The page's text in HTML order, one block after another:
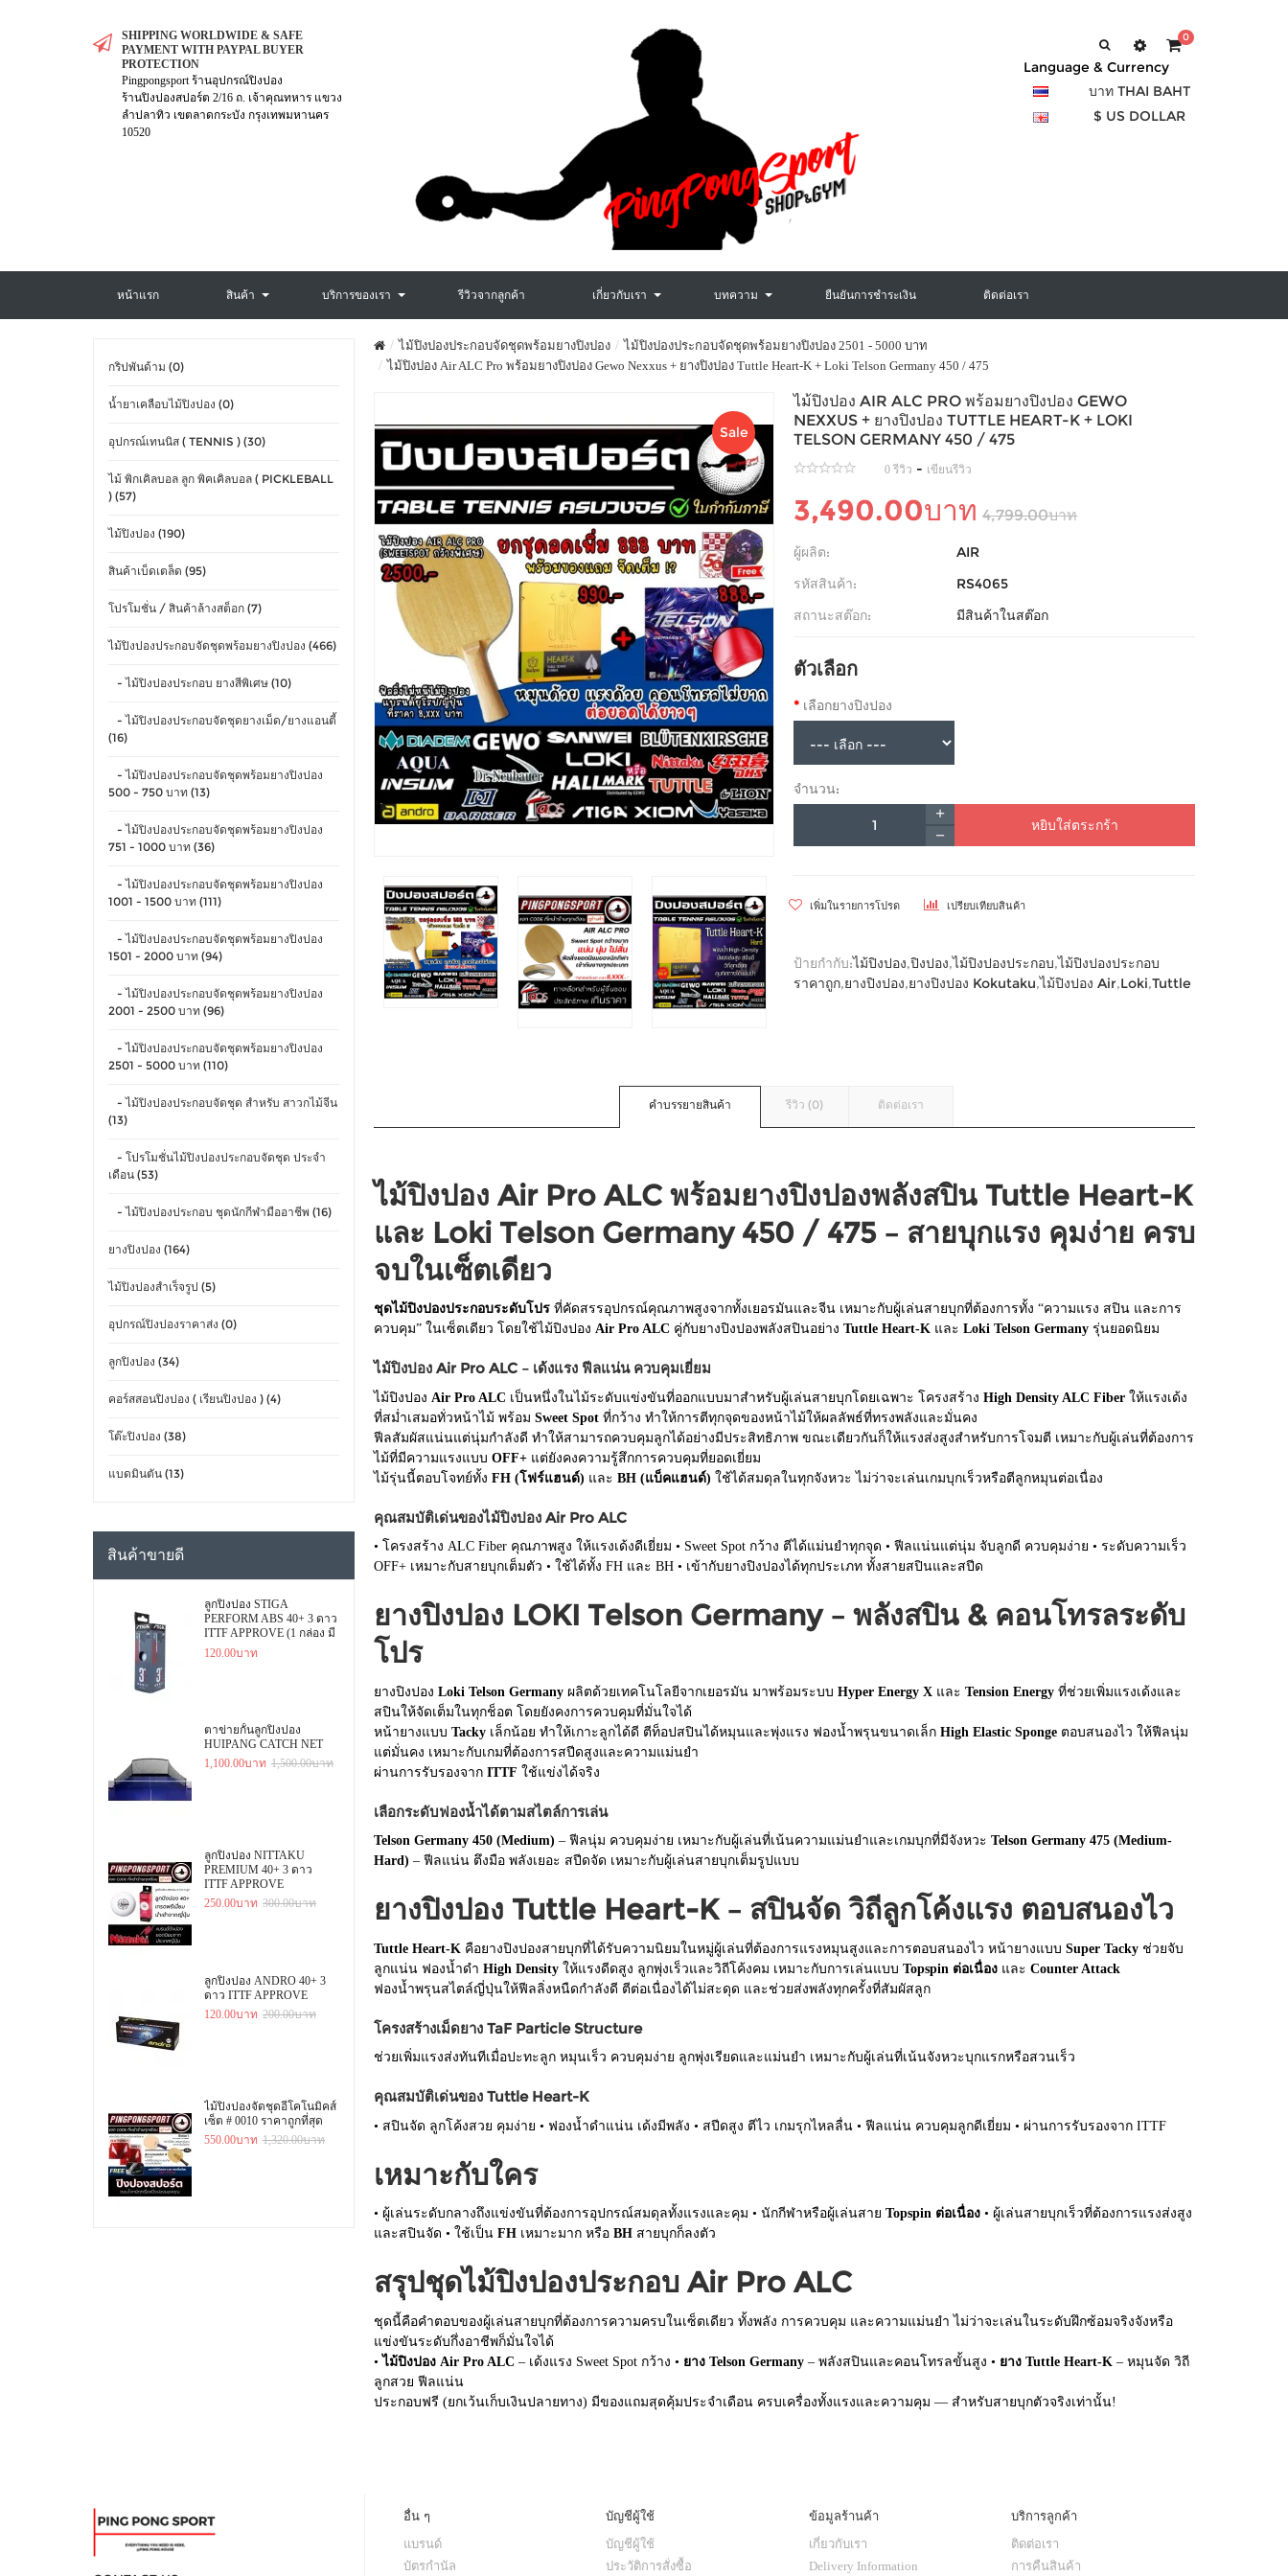
SHIPPING WORLDWIDE & SAFE
PAYMENT WITH PAYPAL BUYER
PROTECTION
Pingpongsport ร้านอุปกรณ์ปิงปอง
ร้านปิงปองสปอร์ต 2/16 ถ. เจ้าคุณทหาร แขวง
ลำปลาทิว เขตลาดกระบัง กรุงเทพมหานคร
10520
0
Language & Currency
บาท THAI BAHT
$ US DOLLAR
หน้าแรก สินค้า บริการของเรา รีวิวจากลูกค้า เกี่ยวกับเรา บทความ ยืนยันการชำระเงิน ติดต่อเรา
กริปพันด้าม (0)
น้ำยาเคลือบไม้ปิงปอง (0)
อุปกรณ์เทนนิส ( TENNIS ) (30)
ไม้ พิกเคิลบอล ลูก พิคเคิลบอล ( PICKLEBALL
) (57)
ไม้ปิงปอง (190)
สินค้าเบ็ดเตล็ด (95)
โปรโมชั่น / สินค้าล้างสต็อก (7)
ไม้ปิงปองประกอบจัดชุดพร้อมยางปิงปอง (466)
- ไม้ปิงปองประกอบ ยางสีพิเศษ (10)
- ไม้ปิงปองประกอบจัดชุดยางเม็ด/ยางแอนตี้
(16)
- ไม้ปิงปองประกอบจัดชุดพร้อมยางปิงปอง
500 - 750 บาท (13)
- ไม้ปิงปองประกอบจัดชุดพร้อมยางปิงปอง
751 - 1000 บาท (36)
- ไม้ปิงปองประกอบจัดชุดพร้อมยางปิงปอง
1001 - 1500 บาท (111)
- ไม้ปิงปองประกอบจัดชุดพร้อมยางปิงปอง
1501 - 2000 บาท (94)
- ไม้ปิงปองประกอบจัดชุดพร้อมยางปิงปอง
2001 - 2500 บาท (96)
- ไม้ปิงปองประกอบจัดชุดพร้อมยางปิงปอง
2501 - 5000 บาท (110)
- ไม้ปิงปองประกอบจัดชุด สำหรับ สาวกไม้จีน
(13)
- โปรโมชั่นไม้ปิงปองประกอบจัดชุด ประจำ
เดือน (53)
- ไม้ปิงปองประกอบ ชุดนักกีฬามืออาชีพ (16)
ยางปิงปอง (164)
ไม้ปิงปองสำเร็จรูป (5)
อุปกรณ์ปิงปองราคาส่ง (0)
ลูกปิงปอง (34)
คอร์สสอนปิงปอง ( เรียนปิงปอง ) (4)
โต๊ะปิงปอง (38)
แบดมินตัน (13)
สินค้าขายดี
ลูกปิงปอง STIGA
PERFORM ABS 40+ 3 ดาว
ITTF APPROVE (1 กล่อง มี
3 ลูก)
120.00บาท
ตาข่ายกั้นลูกปิงปอง
HUIPANG CATCH NET
1,100.00บาท 1,500.00บาท
ลูกปิงปอง NITTAKU
PREMIUM 40+ 3 ดาว
ITTF APPROVE
250.00บาท 300.00บาท
ลูกปิงปอง ANDRO 40+ 3
ดาว ITTF APPROVE
120.00บาท 200.00บาท
ไม้ปิงปองจัดชุดอีโคโนมิคส์
เซ็ต # 0010 ราคาถูกที่สุด
550.00บาท 1,320.00บาท
ไม้ปิงปองประกอบจัดชุดพร้อมยางปิงปอง
ไม้ปิงปองประกอบจัดชุดพร้อมยางปิงปอง 2501 - 5000 บาท
ไม้ปิงปอง Air ALC Pro พร้อมยางปิงปอง Gewo Nexxus + ยางปิงปอง Tuttle Heart-K + Loki Telson Germany 450 / 475
Sale
ไม้ปิงปอง AIR ALC PRO พร้อมยางปิงปอง GEWO
NEXXUS + ยางปิงปอง TUTTLE HEART-K + LOKI
TELSON GERMANY 450 / 475
0 รีวิว - เขียนรีวิว
3,490.00บาท 4,799.00บาท
ผู้ผลิต:
AIR
รหัสสินค้า:
RS4065
สถานะสต๊อก:
มีสินค้าในสต๊อก
ตัวเลือก
เลือกยางปิงปอง
จำนวน:
หยิบใส่ตระกร้า
เพิ่มในรายการโปรด เปรียบเทียบสินค้า
ป้ายกำกับ:ไม้ปิงปอง,ปิงปอง,ไม้ปิงปองประกอบ,ไม้ปิงปองประกอบ
ราคาถูก,ยางปิงปอง,ยางปิงปอง Kokutaku,ไม้ปิงปอง Air,Loki,Tuttle
คำบรรยายสินค้า รีวิว (0) ติดต่อเรา
ไม้ปิงปอง Air Pro ALC พร้อมยางปิงปองพลังสปิน Tuttle Heart-K
และ Loki Telson Germany 450 / 475 – สายบุกแรง คุมง่าย ครบ
จบในเซ็ตเดียว
ชุดไม้ปิงปองประกอบระดับโปรที่คัดสรรอุปกรณ์คุณภาพสูงจากทั้งเยอรมันและจีน เหมาะกับผู้เล่นสายบุกที่ต้องการทั้ง “ความแรง สปิน และการ
ควบคุม” ในเซ็ตเดียว โดยใช้ไม้ปิงปอง Air Pro ALC คู่กับยางปิงปองพลังสปินอย่าง Tuttle Heart-Kและ Loki Telson Germanyรุ่นยอดนิยม
ไม้ปิงปอง Air Pro ALC – เด้งแรง ฟีลแน่น ควบคุมเยี่ยม
ไม้ปิงปอง Air Pro ALC เป็นหนึ่งในไม้ระดับแข่งขันที่ออกแบบมาสำหรับผู้เล่นสายบุกโดยเฉพาะ โครงสร้าง High Density ALC Fiberให้แรงเด้ง
ที่สม่ำเสมอทั่วหน้าไม้ พร้อม Sweet Spotที่กว้าง ทำให้การตีทุกจุดของหน้าไม้ให้ผลลัพธ์ที่ทรงพลังและมั่นคง
ฟีลสัมผัสแน่นแต่นุ่มกำลังดี ทำให้สามารถควบคุมลูกได้อย่างมีประสิทธิภาพ ขณะเดียวกันก็ให้แรงส่งสูงสำหรับการโจมตี เหมาะกับผู้เล่นที่ต้องการ
ไม้ที่มีความแรงแบบ OFF+แต่ยังคงความรู้สึกการควบคุมที่ยอดเยี่ยม
ไม้รุ่นนี้ตอบโจทย์ทั้ง FH (โฟร์แฮนด์) และ BH (แบ็คแฮนด์) ใช้ได้สมดุลในทุกจังหวะ ไม่ว่าจะเล่นเกมบุกเร็วหรือตีลูกหมุนต่อเนื่อง
คุณสมบัติเด่นของไม้ปิงปอง Air Pro ALC
• โครงสร้าง ALC Fiber คุณภาพสูง ให้แรงเด้งดีเยี่ยม • Sweet Spot กว้าง ตีได้แม่นยำทุกจุด • ฟีลแน่นแต่นุ่ม จับลูกดี ควบคุมง่าย • ระดับความเร็ว
OFF+ เหมาะกับสายบุกเต็มตัว • ใช้ได้ทั้ง FH และ BH • เข้ากับยางปิงปองได้ทุกประเภท ทั้งสายสปินและสปีด
ยางปิงปอง LOKI Telson Germany – พลังสปิน & คอนโทรลระดับ
โปร
ยางปิงปอง Loki Telson Germanyผลิตด้วยเทคโนโลยีจากเยอรมัน มาพร้อมระบบ Hyper Energy Xและ Tension Energyที่ช่วยเพิ่มแรงเด้งและ
สปินให้จัดเต็มในทุกช็อต โดยยังคงการควบคุมที่มั่นใจได้
หน้ายางแบบ Tackyเล็กน้อย ทำให้เกาะลูกได้ดี ตีท็อปสปินได้หมุนและพุ่งแรง ฟองน้ำพรุนขนาดเล็ก High Elastic Spongeตอบสนองไว ให้ฟีลนุ่ม
แต่มั่นคง เหมาะกับเกมที่ต้องการสปีดสูงและความแม่นยำ
ผ่านการรับรองจาก ITTF ใช้แข่งได้จริง
เลือกระดับฟองน้ำได้ตามสไตล์การเล่น
Telson Germany 450 (Medium) – ฟีลนุ่ม ควบคุมง่าย เหมาะกับผู้เล่นที่เน้นความแม่นยำและเกมบุกที่มีจังหวะ Telson Germany 475 (Medium-
Hard) – ฟีลแน่น ตึงมือ พลังเยอะ สปีดจัด เหมาะกับผู้เล่นสายบุกเต็มรูปแบบ
ยางปิงปอง Tuttle Heart-K – สปินจัด วิถีลูกโค้งแรง ตอบสนองไว
Tuttle Heart-K คือยางปิงปองสายบุกที่ได้รับความนิยมในหมู่ผู้เล่นที่ต้องการแรงหมุนสูงและการตอบสนองไว หน้ายางแบบ Super Tackyช่วยจับ
ลูกแน่น ฟองน้ำดำ High Densityให้แรงดีดสูง ลูกพุ่งเร็วและวิถีโค้งคม เหมาะกับการเล่นแบบ Topspin ต่อเนื่องและ Counter Attack
ฟองน้ำพรุนสไตล์ญี่ปุ่นให้ฟีลลิ่งหนืดกำลังดี ตีต่อเนื่องได้ไม่สะดุด และช่วยส่งพลังทุกครั้งที่สัมผัสลูก
โครงสร้างเม็ดยาง TaF Particle Structure
ช่วยเพิ่มแรงส่งทันทีเมื่อปะทะลูก หมุนเร็ว ควบคุมง่าย ลูกพุ่งเรียดและแม่นยำ เหมาะกับผู้เล่นที่เน้นจังหวะบุกแรกหรือสวนเร็ว
คุณสมบัติเด่นของ Tuttle Heart-K
• สปินจัด ลูกโค้งสวย คุมง่าย • ฟองน้ำดำแน่น เด้งมีพลัง • สปีดสูง ตีไว เกมรุกไหลลื่น • ฟีลแน่น ควบคุมลูกดีเยี่ยม • ผ่านการรับรองจาก ITTF
เหมาะกับใคร
• ผู้เล่นระดับกลางถึงแข่งขันที่ต้องการอุปกรณ์สมดุลทั้งแรงและคุม • นักกีฬาหรือผู้เล่นสาย Topspin ต่อเนื่อง• ผู้เล่นสายบุกเร็วที่ต้องการแรงส่งสูง
และสปินจัด • ใช้เป็น FHเหมาะมาก หรือ BHสายบุกก็ลงตัว
สรุปชุดไม้ปิงปองประกอบ Air Pro ALC
ชุดนี้คือคำตอบของผู้เล่นสายบุกที่ต้องการความครบในเซ็ตเดียว ทั้งพลัง การควบคุม และความแม่นยำ ไม่ว่าจะเล่นในระดับฝึกซ้อมจริงจังหรือ
แข่งขันระดับกึ่งอาชีพก็มั่นใจได้
• ไม้ปิงปอง Air Pro ALC – เด้งแรง Sweet Spot กว้าง • ยาง Telson Germany– พลังสปินและคอนโทรลขั้นสูง • ยาง Tuttle Heart-K – หมุนจัด วิถี
ลูกสวย ฟีลแน่น
ประกอบฟรี (ยกเว้นเก็บเงินปลายทาง) มีของแถมสุดคุ้มประจำเดือน ครบเครื่องทั้งแรงและความคุม — สำหรับสายบุกตัวจริงเท่านั้น!
อื่น ๆ
แบรนด์
บัตรกำนัล
บัญชีผู้ใช้
บัญชีผู้ใช้
ประวัติการสั่งซื้อ
ข้อมูลร้านค้า
เกี่ยวกับเรา
Delivery Information
บริการลูกค้า
ติดต่อเรา
การคืนสินค้า